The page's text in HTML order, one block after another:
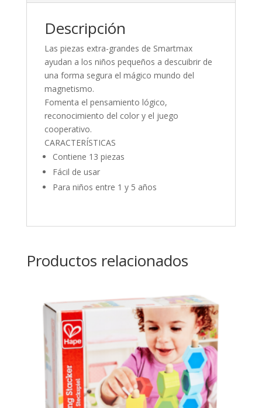
Descripción
Las piezas extra-grandes de Smartmax
ayudan a los niños pequeños a descuibrir de
una forma segura el mágico mundo del
magnetismo.
Fomenta el pensamiento lógico,
reconocimiento del color y el juego
cooperativo.
CARACTERÍSTICAS
Contiene 13 piezas
Fácil de usar
Para niños entre 1 y 5 años
Productos relacionados